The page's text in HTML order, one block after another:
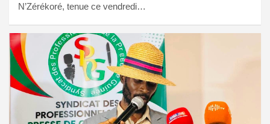
N’Zérékoré, tenue ce vendredi…